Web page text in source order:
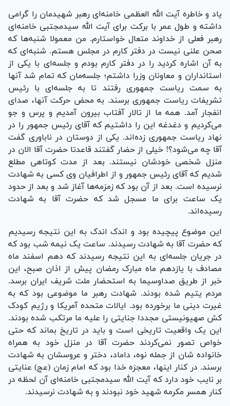
یاد و خاطره آیت الله العظمی خامنه‌ای رهبر شهیدمان را گرامی
داشته و طول عمر با برکت برای آیت الله سیدمجتبی خامنه‌ای
رهبر فعلی از خداوند متعال خواستارم. من معمولا شنبه‌ها که
صحن علنی نیست در دفتر کارم در مجلس هستم. شنبه‌ای که
به آن اشاره کردید را در دفتر کارم بودم و جلسه‌ای با یکی از
استانداران و معاونان وزرا داشتم؛ جلسه‌مان که تمام شد آنها
به سمت ریاست جمهوری رفتند تا به جلسه‌ای با رئیس
تشریفات ریاست جمهوری برسند. به محض حرکت آنها، صدای
انفجار آمد. همه ما از تالار آفتاب بیرون آمدیم و پرس و جو
می‌کردیم و دغدغه این را داشتیم که آقای رئیس جمهور را در
نهاد ریاست جمهوری زده‌اند. یکی از دوستان در ناباوری گفت
آقا چه می‌شود؟! خیلی از حضار گفتند قاعدتا حضرت آقا الان در
منزل شخصی خودشان نیستند. بعد از مدت کوتاهی مطلع
شدیم که آقای رئیس جمهور و از اطرافیان وی کسی به شهادت
نرسیده است. بعد از آن بود که زمزمه‌ها آغاز شد و بعد از حدود
یک ساعت برای ما مسجل شد که حضرت آقا به شهادت
رسیده‌اند.
این موضوع پیچیده بود و اندک اندک به این نتیجه رسیدیم
که حضرت آقا به شهادت رسیدند. ساعت یک نیمه شب بود که
در جریان جلسه‌ای به این نتیجه رسیدند که دهم اسفند ماه
مصادف با یازدهم ماه مبارک رمضان پیش از اذان صبح، این
خبر از طریق صداوسیما به استحضار ملت شریف ایران برسد.
مردم یتیم شده بودند. شهادت رهبر ما موضوعی بود که به
غیرت دینی ما برخورده بود. ایالات متحده آمریکا و رژیم کودک
کش صهیونیستی مجددا جنایتی را علیه ما مرتکب شده بودند.
این یک واقعیت تاریخی است و باید در تاریخ بماند که حتی
خواص تصور نمی‌کردند حضرت آقا در منزل خود به همراه
خانواده شان از جمله نوه، داماد، دختر و عروسشان به شهادت
برسند. در کنار اینها، معجزه خدا بود که امام زمان (عج) عنایتی
بر نایب خود دارد که آیت الله سیدمجتبی خامنه‌ای آن لحظه در
کنار همسر مکرمه شهید خود نبودند و به شهادت نرسیدند.